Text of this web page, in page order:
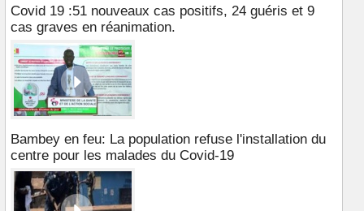
Covid 19 :51 nouveaux cas positifs, 24 guéris et 9
cas graves en réanimation.
Bambey en feu: La population refuse l'installation du
centre pour les malades du Covid-19